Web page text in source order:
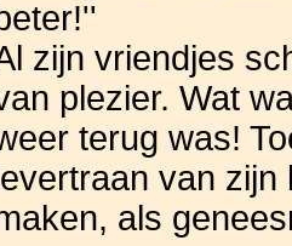
zijn vriendjes
plezier. Wat
terug was!
van zijn
als